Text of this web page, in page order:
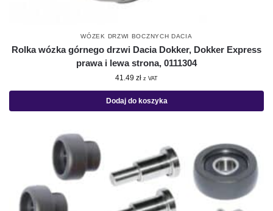
WÓZEK DRZWI BOCZNYCH DACIA
Rolka wózka górnego drzwi Dacia Dokker, Dokker Express
prawa i lewa strona, 0111304
41.49 zł z VAT
Dodaj do koszyka